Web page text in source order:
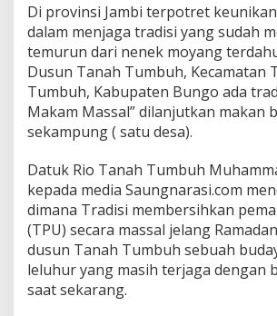
Di provinsi Jambi terpotret
dalam menjaga tradisi yang sudah
temurun dari nenek moyang
Dusun Tanah Tumbuh, Kecamatan
Tumbuh, Kabupaten Bungo ada
Makam Massal” dilanjutkan makan
sekampung ( satu desa).
Datuk Rio Tanah Tumbuh
kepada media Saungnarasi.com
dimana Tradisi membersihkan
(TPU) secara massal jelang
dusun Tanah Tumbuh sebuah
leluhur yang masih terjaga dengan
saat sekarang.